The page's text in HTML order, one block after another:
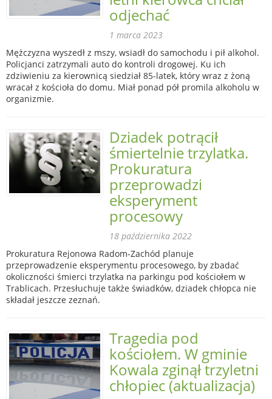
odjechać
1 marca 2023
Mężczyzna wyszedł z mszy, wsiadł do samochodu i pił alkohol.
Policjanci zatrzymali auto do kontroli drogowej. Ku ich
zdziwieniu za kierownicą siedział 85-latek, który wraz z żoną
wracał z kościoła do domu. Miał ponad pół promila alkoholu w
organizmie.
Dziadek potrącił
śmiertelnie trzylatka.
Prokuratura
przeprowadzi
eksperyment
procesowy
18 października 2022
Prokuratura Rejonowa Radom-Zachód planuje
przeprowadzenie eksperymentu procesowego, by zbadać
okoliczności śmierci trzylatka na parkingu pod kościołem w
Trablicach. Przesłuchuje także świadków, dziadek chłopca nie
składał jeszcze zeznań.
Tragedia pod
kościołem. W gminie
Kowala zginął trzyletni
chłopiec (aktualizacja)